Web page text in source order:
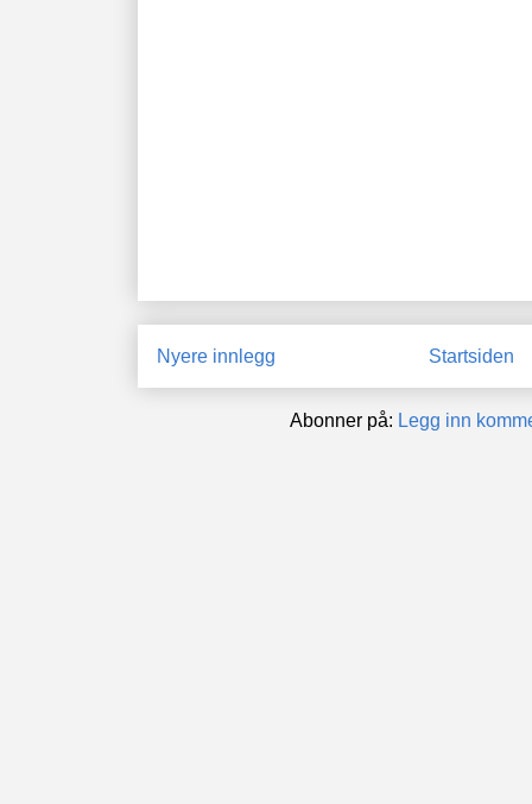
Nyere innlegg Startsiden
Abonner på: Legg inn